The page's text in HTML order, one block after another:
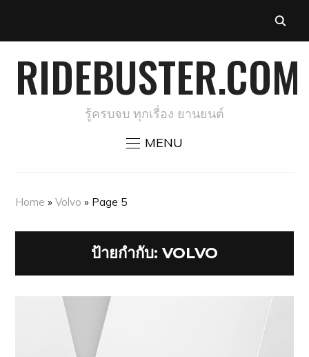
RIDEBUSTER.COM
รู้ครบจบ ทุกเรื่อง ยานยนต์
MENU
Home »Volvo » Page 5
ป้ายกำกับ: VOLVO